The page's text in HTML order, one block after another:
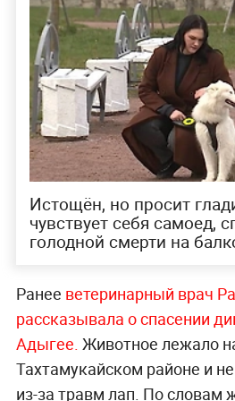
Истощён, но просит
чувствует себя самоед,
голодной смерти на
Ранее ветеринарный врач
рассказывала о спасении
Адыгее. Животное лежало
Тахтамукайском районе и
из-за травм лап. По словам